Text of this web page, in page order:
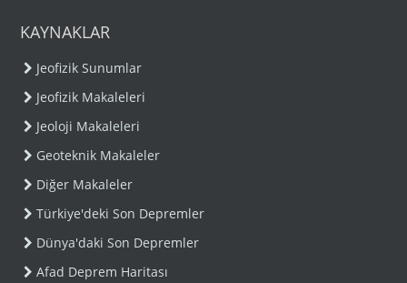
KAYNAKLAR
Jeofizik Sunumlar
Jeofizik Makaleleri
Jeoloji Makaleleri
Geoteknik Makaleler
Diğer Makaleler
Türkiye'deki Son Depremler
Dünya'daki Son Depremler
Afad Deprem Haritası